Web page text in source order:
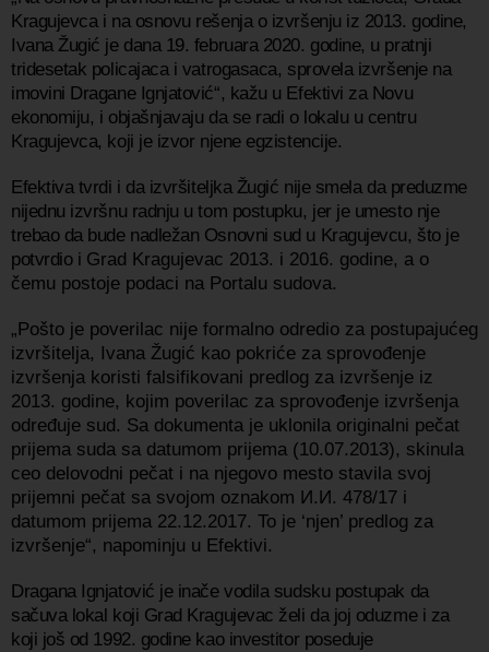
Kragujevca i na osnovu rešenja o izvršenju iz 2013. godine,
Ivana Žugić je dana 19. februara 2020. godine, u pratnji
tridesetak policajaca i vatrogasaca, sprovela izvršenje na
imovini Dragane Ignjatović“, kažu u Efektivi za Novu
ekonomiju, i objašnjavaju da se radi o lokalu u centru
Kragujevca, koji je izvor njene egzistencije.
Efektiva tvrdi i da izvršiteljka Žugić nije smela da preduzme
nijednu izvršnu radnju u tom postupku, jer je umesto nje
trebao da bude nadležan Osnovni sud u Kragujevcu, što je
potvrdio i Grad Kragujevac 2013. i 2016. godine, a o
čemu postoje podaci na Portalu sudova.
„Pošto je poverilac nije formalno odredio za postupajućeg
izvršitelja, Ivana Žugić kao pokriće za sprovođenje
izvršenja koristi falsifikovani predlog za izvršenje iz
2013. godine, kojim poverilac za sprovođenje izvršenja
određuje sud. Sa dokumenta je uklonila originalni pečat
prijema suda sa datumom prijema (10.07.2013), skinula
ceo delovodni pečat i na njegovo mesto stavila svoj
prijemni pečat sa svojom oznakom И.И. 478/17 i
datumom prijema 22.12.2017. To je ‘njen’ predlog za
izvršenje“, napominju u Efektivi.
Dragana Ignjatović je inače vodila sudsku postupak da
sačuva lokal koji Grad Kragujevac želi da joj oduzme i za
koji još od 1992. godine kao investitor poseduje